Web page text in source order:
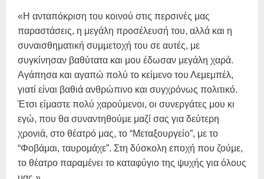
«Η ανταπόκριση του κοινού στις περσινές μας
παραστάσεις, η μεγάλη προσέλευσή του, αλλά και η
συναισθηματική συμμετοχή του σε αυτές, με
συγκίνησαν βαθύτατα και μου έδωσαν μεγάλη χαρά.
Αγάπησα και αγαπώ πολύ το κείμενο του Λεμεμπέλ,
γιατί είναι βαθιά ανθρώπινο και συγχρόνως πολιτικό.
Έτσι είμαστε πολύ χαρούμενοι, οι συνεργάτες μου κι
εγώ, που θα συναντηθούμε μαζί σας για δεύτερη
χρονιά, στο θέατρό μας, το “Μεταξουργείο”, με το
“Φοβάμαι, ταυρομάχε”. Στη δύσκολη εποχή που ζούμε,
το θέατρο παραμένει το καταφύγιο της ψυχής για όλους